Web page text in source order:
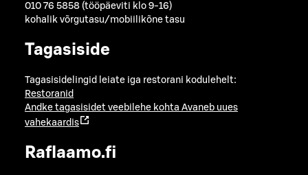
010 76 5858 (tööpäeviti klo 9-16)
kohalik võrgutasu/mobiilikõne tasu
Tagasiside
Tagasisidelingid leiate iga restorani kodulehelt:
Restoranid
Andke tagasisidet veebilehe kohta Avaneb uues
vahekaardis
Raflaamo.fi